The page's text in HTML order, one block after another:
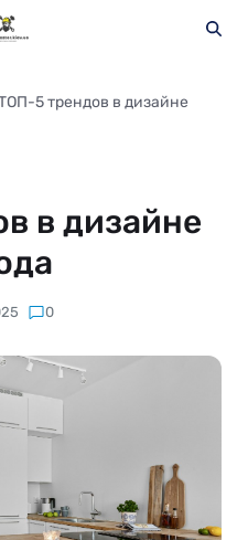
5 трендов в дизайне
в дизайне
0